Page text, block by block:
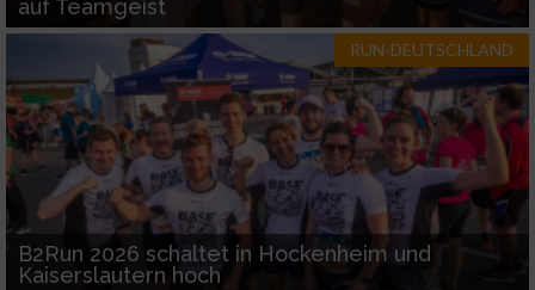
auf Teamgeist
RUN-DEUTSCHLAND
B2Run 2026 schaltet in Hockenheim und
Kaiserslautern hoch